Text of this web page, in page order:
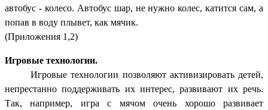
автобус - колесо. Автобус шар, не нужно колес, катится сам, а
попав в воду плывет, как мячик.
(Приложения 1,2)
Игровые технологии.
Игровые технологии позволяют активизировать детей,
непрестанно поддерживать их интерес, развивают их речь.
Так, например, игра с мячом очень хорошо развивает